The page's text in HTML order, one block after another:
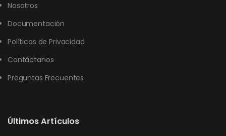
Nosotros
Documentación
Políticas de Privacidad
Contáctanos
Preguntas Frecuentes
Últimos Artículos